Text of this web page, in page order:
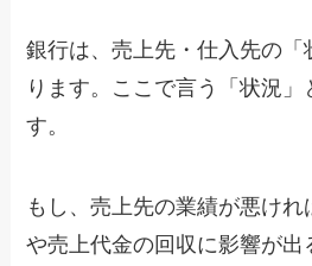
銀行は、売上先・仕入先の「
ります。ここで言う「状況
す。
もし、売上先の業績が悪け
や売上代金の回収に影響が出